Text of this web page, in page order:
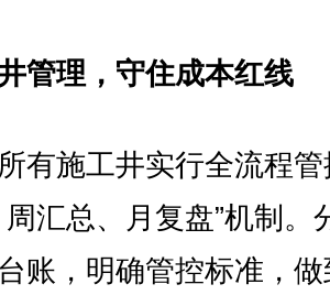
管理，守住成本红线
施工井实行全流程管
汇总、月复盘”机制。
账，明确管控标准，